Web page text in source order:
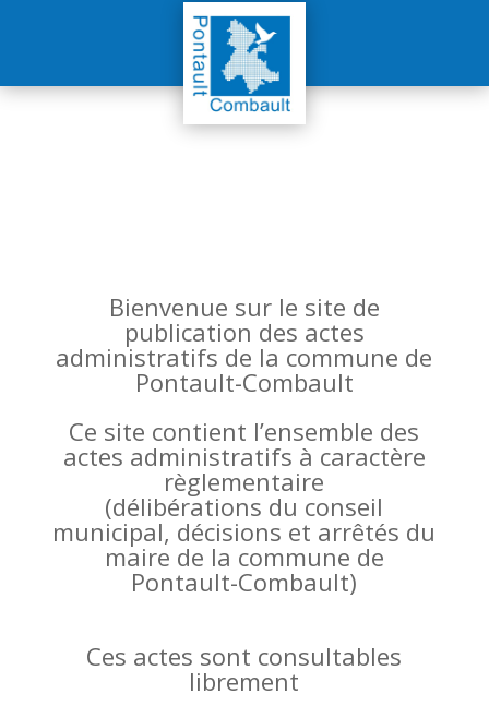
Bienvenue sur le site de
publication des actes
administratifs de la commune de
Pontault-Combault
Ce site contient l’ensemble des
actes administratifs à caractère
règlementaire
(délibérations du conseil
municipal, décisions et arrêtés du
maire de la commune de
Pontault-Combault)
Ces actes sont consultables
librement